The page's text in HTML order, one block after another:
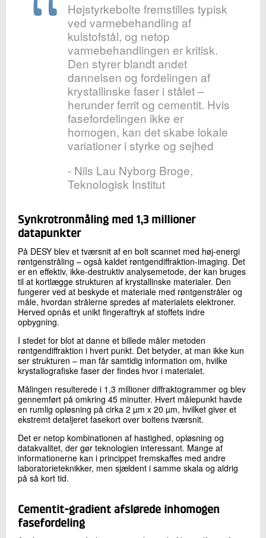
Højstyrkebolte fremstilles typisk
ved varmebehandling af
kulstofstål, og netop
varmebehandlingen er kritisk.
Den styrer blandt andet
dannelsen og fordelingen af
krystallinske faser i stålet –
herunder ferrit og cementit. Hvis
fasefordelingen ikke er
homogen, kan det skabe lokale
variationer i styrke og sejhed
- Nils Lau Nyborg Broge,
Teknologisk Institut
Synkrotronmåling med 1,3 millioner
datapunkter
På DESY blev et tværsnit af en bolt scannet med høj-energi
røntgenstråling – også kaldet røntgendiffraktion-imaging. Det
er en effektiv, ikke-destruktiv analysemetode, der kan bruges
til at kortlægge strukturen af krystallinske materialer. Den
fungerer ved at beskyde et materiale med røntgenstråler og
måle, hvordan strålerne spredes af materialets elektroner.
Herved opnås et unikt fingeraftryk af stoffets indre
opbygning.
I stedet for blot at danne et billede måler metoden
røntgendiffraktion i hvert punkt. Det betyder, at man ikke kun
ser strukturen – man får samtidig information om, hvilke
krystallografiske faser der findes hvor i materialet.
Målingen resulterede i 1,3 millioner diffraktogrammer og blev
gennemført på omkring 45 minutter. Hvert målepunkt havde
en rumlig opløsning på cirka 2 µm x 20 µm, hvilket giver et
ekstremt detaljeret fasekort over boltens tværsnit.
Det er netop kombinationen af hastighed, opløsning og
datakvalitet, der gør teknologien interessant. Mange af
informationerne kan i princippet fremskaffes med andre
laboratorieteknikker, men sjældent i samme skala og aldrig
på så kort tid.
Cementit-gradient afslørede inhomogen
fasefordeling